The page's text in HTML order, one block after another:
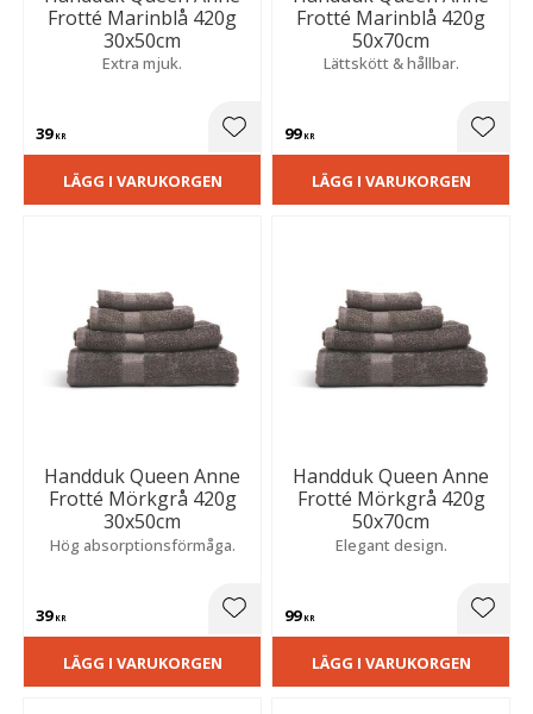
Frotté Marinblå 420g
30x50cm
Extra mjuk.
39KR Lägg till i favoriter
LÄGG I VARUKORGEN
Frotté Marinblå 420g
50x70cm
Lättskött & hållbar.
99KR
LÄGG I VARUKORGEN
Handduk Queen Anne
Frotté Mörkgrå 420g
30x50cm
Hög absorptionsförmåga.
39KR Lägg till i favoriter
LÄGG I VARUKORGEN
Handduk Queen Anne
Frotté Mörkgrå 420g
50x70cm
Elegant design.
99KR
LÄGG I VARUKORGEN